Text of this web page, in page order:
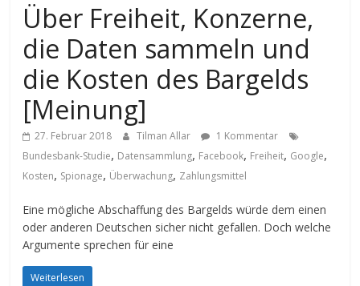
Über Freiheit, Konzerne,
die Daten sammeln und
die Kosten des Bargelds
[Meinung]
27. Februar 2018 Tilman Allar
1 Kommentar
Bundesbank-Studie, Datensammlung, Facebook, Freiheit, Google,
Kosten, Spionage, Überwachung, Zahlungsmittel
Eine mögliche Abschaffung des Bargelds würde dem einen
oder anderen Deutschen sicher nicht gefallen. Doch welche
Argumente sprechen für eine
Weiterlesen